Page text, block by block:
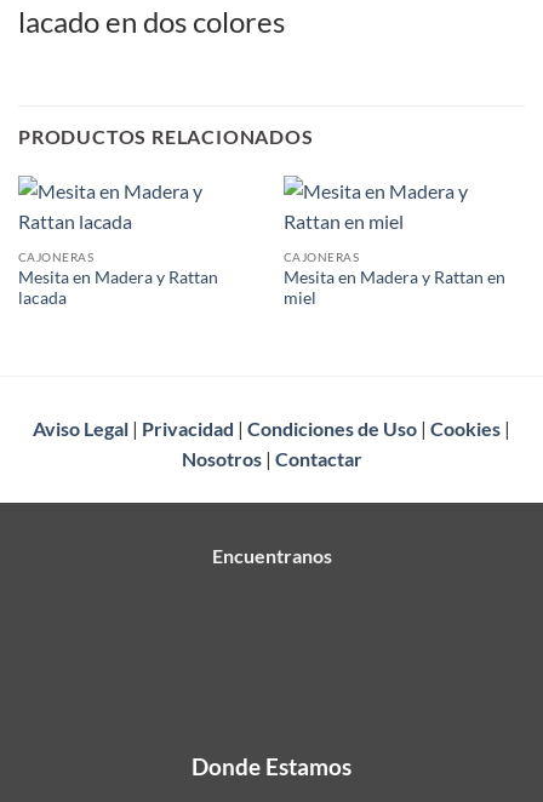
lacado en dos colores
PRODUCTOS RELACIONADOS
CAJONERAS
Mesita en Madera y Rattan
lacada
CAJONERAS
Mesita en Madera y Rattan en
miel
Aviso Legal | Privacidad | Condiciones de Uso | Cookies |
Nosotros| Contactar
Encuentranos
Donde Estamos